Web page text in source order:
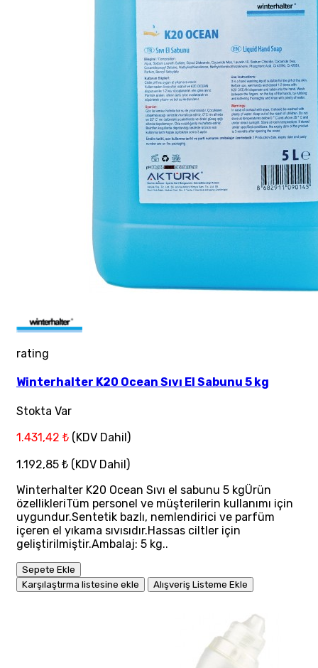
rating
Winterhalter K20 Ocean Sıvı El Sabunu 5 kg
Stokta Var
1.431,42 ₺ (KDV Dahil)
1.192,85 ₺ (KDV Dahil)
Winterhalter K20 Ocean Sıvı el sabunu 5 kgÜrün
özellikleriTüm personel ve müşterilerin kullanımı için
uygundur.Sentetik bazlı, nemlendirici ve parfüm
içeren el yıkama sıvısıdır.Hassas ciltler için
geliştirilmiştir.Ambalaj: 5 kg..
Sepete Ekle
Karşılaştırma listesine ekle
Alışveriş Listeme Ekle